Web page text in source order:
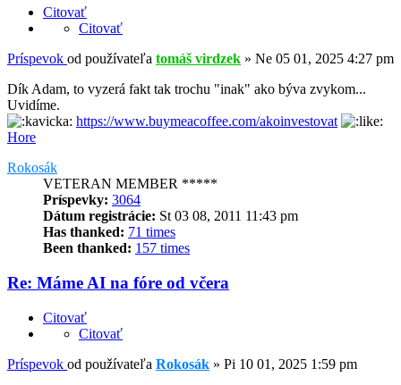
Citovať
Citovať
Príspevok od používateľa tomáš virdzek » Ne 05 01, 2025 4:27 pm
Dík Adam, to vyzerá fakt tak trochu "inak" ako býva zvykom...
Uvidíme.
https://www.buymeacoffee.com/akoinvestovat
Hore
Rokosák
VETERAN MEMBER *****
Príspevky: 3064
Dátum registrácie: St 03 08, 2011 11:43 pm
Has thanked: 71 times
Been thanked: 157 times
Re: Máme AI na fóre od včera
Citovať
Citovať
Príspevok od používateľa Rokosák » Pi 10 01, 2025 1:59 pm